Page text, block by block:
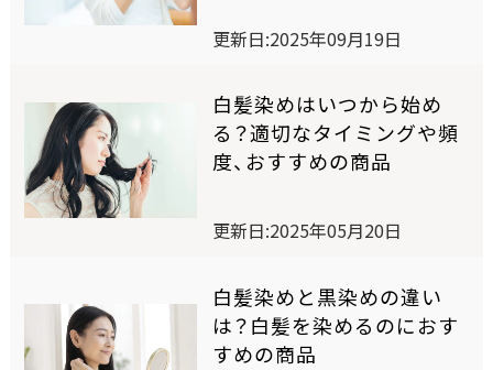
オンラインショップ限定商品
商品比較表
おすすめアイテム診断
スペシャルコンテンツ
SELF COLORING STUDIO
セルフカラーリングスタジオ
更新日:2025年09月19日
白髪染めはいつから始め
る？適切なタイミングや頻
度、おすすめの商品
更新日:2025年05月20日
白髪染めと黒染めの違い
は？白髪を染めるのにおす
すめの商品